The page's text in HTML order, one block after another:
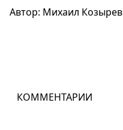
Автор: Михаил Козырев
КОММЕНТАРИИ